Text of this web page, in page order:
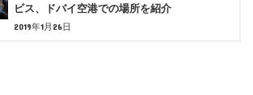
ビス、ドバイ空港での場所を紹介
2019年1月26日